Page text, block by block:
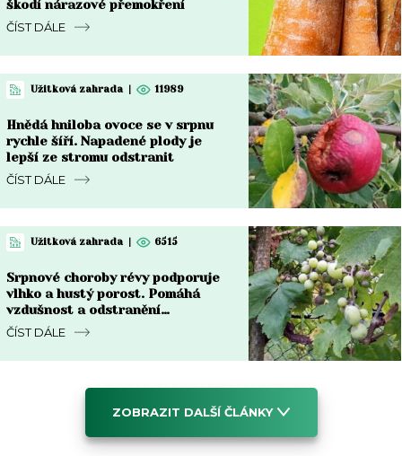
škodí nárazové přemokření
ČÍST DÁLE
Užitková zahrada | 11989
Hnědá hniloba ovoce se v srpnu
rychle šíří. Napadené plody je
lepší ze stromu odstranit
ČÍST DÁLE
Užitková zahrada | 6515
Srpnové choroby révy podporuje
vlhko a hustý porost. Pomáhá
vzdušnost a odstranění
napadených částí
ČÍST DÁLE
ZOBRAZIT DALŠÍ ČLÁNKY